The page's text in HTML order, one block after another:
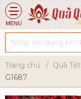
MENU
Trang chủ Quà Tết
G1687